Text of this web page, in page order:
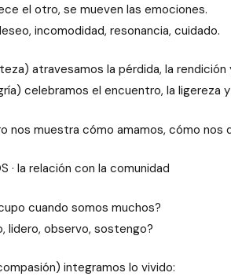
el otro, se mueven las emociones.
incomodidad, resonancia, cuidado.
atravesamos la pérdida, la rendición
celebramos el encuentro, la ligereza
nos muestra cómo amamos, cómo nos
· la relación con la comunidad
cuando somos muchos?
lidero, observo, sostengo?
integramos lo vivido: